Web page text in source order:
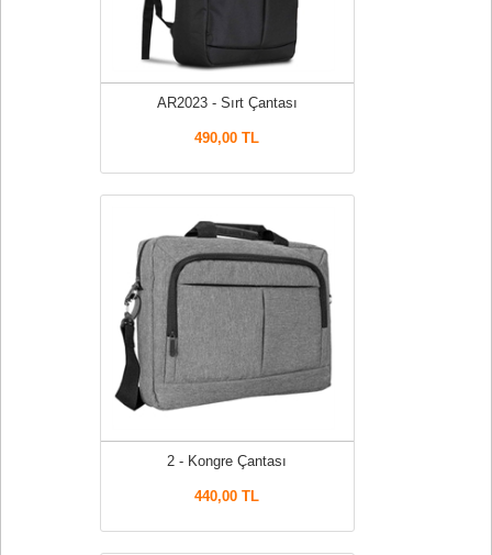
AR2023 - Sırt Çantası
490,00 TL
2 - Kongre Çantası
440,00 TL